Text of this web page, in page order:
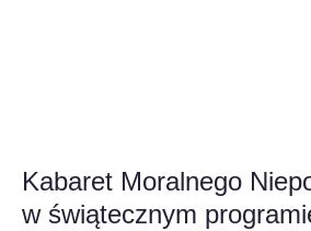
Kabaret Moralnego
w świątecznym